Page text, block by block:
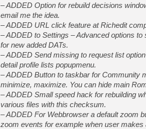
– ADDED Option for rebuild decisions
email me the idea.
– ADDED URL click feature at Richedit
– ADDED to Settings – Advanced options
for new added DATs.
– ADDED Send missing to request list
detail profile lists popupmenu.
– ADDED Button to taskbar for Community
minimize, maximize. You can hide main
– ADDED Small speed hack for rebuilding
various files with this checksum.
– ADDED For Webbrowser a default zoom
zoom events for example when user